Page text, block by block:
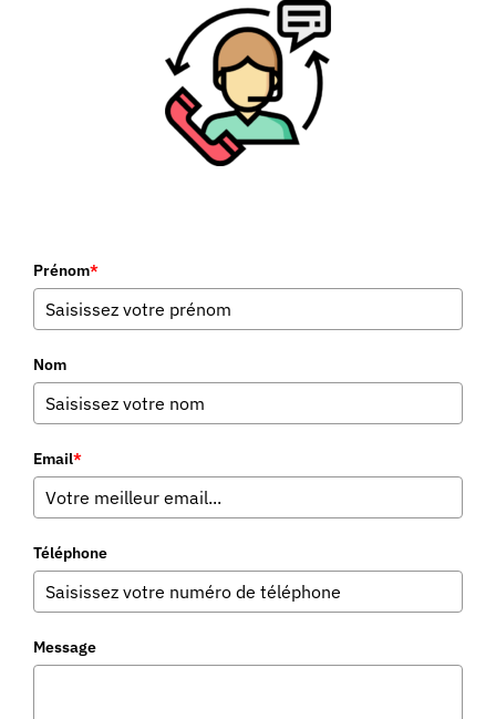
Prénom*
Nom
Email*
Téléphone
Message